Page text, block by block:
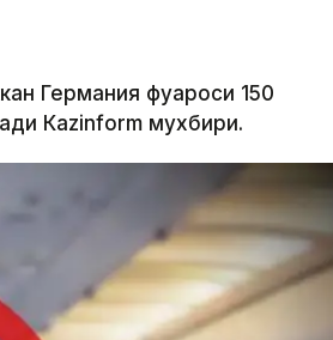
Германия фуқароси 150
Кazinform мухбири.